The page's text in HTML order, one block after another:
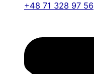
+48 71 328 97 56